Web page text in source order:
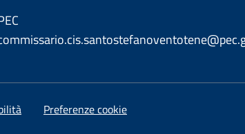
Preferenze cookie